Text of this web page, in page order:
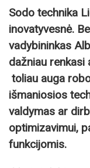
Sodo technika
inovatyvesnė.
vadybininkas
dažniau renkasi
toliau auga
išmaniosios
valdymas ar
optimizavimui,
funkcijomis.